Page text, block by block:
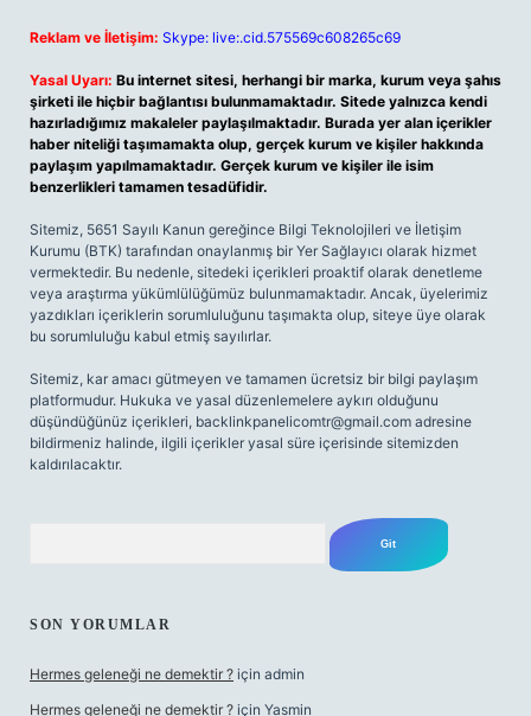
Reklam ve İletişim: Skype: live:.cid.575569c608265c69
Yasal Uyarı: Bu internet sitesi, herhangi bir marka, kurum veya şahıs
şirketi ile hiçbir bağlantısı bulunmamaktadır. Sitede yalnızca kendi
hazırladığımız makaleler paylaşılmaktadır. Burada yer alan içerikler
haber niteliği taşımamakta olup, gerçek kurum ve kişiler hakkında
paylaşım yapılmamaktadır. Gerçek kurum ve kişiler ile isim
benzerlikleri tamamen tesadüfidir.
Sitemiz, 5651 Sayılı Kanun gereğince Bilgi Teknolojileri ve İletişim
Kurumu (BTK) tarafından onaylanmış bir Yer Sağlayıcı olarak hizmet
vermektedir. Bu nedenle, sitedeki içerikleri proaktif olarak denetleme
veya araştırma yükümlülüğümüz bulunmamaktadır. Ancak, üyelerimiz
yazdıkları içeriklerin sorumluluğunu taşımakta olup, siteye üye olarak
bu sorumluluğu kabul etmiş sayılırlar.
Sitemiz, kar amacı gütmeyen ve tamamen ücretsiz bir bilgi paylaşım
platformudur. Hukuka ve yasal düzenlemelere aykırı olduğunu
düşündüğünüz içerikleri, backlinkpanelicomtr@gmail.com adresine
bildirmeniz halinde, ilgili içerikler yasal süre içerisinde sitemizden
kaldırılacaktır.
SON YORUMLAR
Hermes geleneği ne demektir ? için admin
Hermes geleneği ne demektir ? için Yasmin